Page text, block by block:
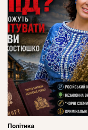
Політика